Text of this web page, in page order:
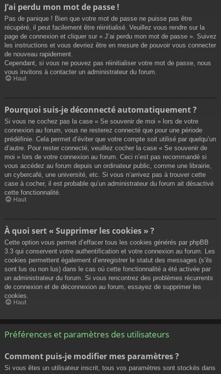
J’ai perdu mon mot de passe !
Pas de panique ! Bien que votre mot de passe ne puisse pas être
récupéré, il peut facilement être réinitialisé. Veuillez vous rendre sur la
page de connexion et cliquer sur « J’ai perdu mon mot de passe ». Suivez
les instructions et vous devriez être en mesure de pouvoir vous connecter
de nouveau rapidement.
Cependant, si vous ne pouvez pas réinitialiser votre mot de passe, nous
vous invitons à contacter un administrateur du forum.
Haut
Pourquoi suis-je déconnecté automatiquement ?
Si vous ne cochez pas la case « Se souvenir de moi » lors de votre
connexion au forum, vous ne resterez connecté que pour une période
prédéfinie. Cela permet d’éviter que votre compte soit utilisé par quelqu’un
d’autre. Pour rester connecté, veuillez cocher la case « Se souvenir de
moi » lors de votre connexion au forum. Ceci n’est pas recommandé si
vous accédez au forum depuis un ordinateur public, comme une librairie,
un cybercafé, une université, etc. Si vous n’arrivez pas à trouver cette
case à cocher, il est probable qu’un administrateur du forum ait désactivé
cette fonctionnalité.
Haut
À quoi sert « Supprimer les cookies » ?
Cette option vous permet d’effacer tous les cookies générés par phpBB
3.3 qui conservent votre authentification et votre connexion au forum. Les
cookies permettent également d’enregistrer le statut des messages (s’ils
sont lus ou non lus) dans le cas où cette fonctionnalité a été activée par
un administrateur du forum. Si vous rencontrez des problèmes récurrents
de connexion et de déconnexion au forum, essayez de supprimer les
cookies.
Haut
Préférences et paramètres des utilisateurs
Comment puis-je modifier mes paramètres ?
Si vous êtes un utilisateur inscrit, tous vos paramètres sont stockés dans